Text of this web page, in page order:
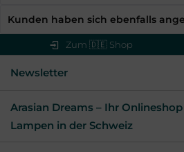
Kunden haben sich ebenfalls
Zum 🇩🇪 Shop
Newsletter
Arasian Dreams – Ihr
Lampen in der Schweiz